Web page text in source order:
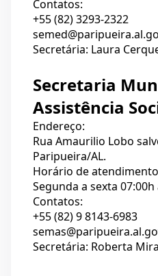
Contatos:
+55 (82) 3293-2322
Secretária: Laura
Secretaria
Assistência
Endereço:
Rua Amaurilio Lobo
Paripueira/AL.
Horário de
Segunda a sexta 07:00h
Contatos:
+55 (82) 9 8143-6983
Secretária: Roberta